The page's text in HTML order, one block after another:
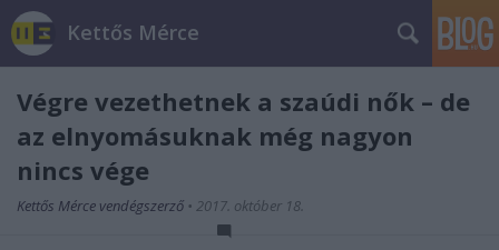
Kettős Mérce
Végre vezethetnek a szaúdi nők – de
az elnyomásuknak még nagyon
nincs vége
Kettős Mérce vendégszerző • 2017. október 18.